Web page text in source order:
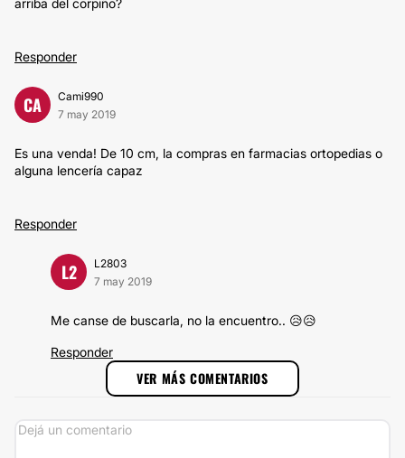
arriba del corpiño?
Responder
CA
Cami990
7 may 2019
Es una venda! De 10 cm, la compras en farmacias ortopedias o
alguna lencería capaz
Responder
L2
L2803
7 may 2019
Me canse de buscarla, no la encuentro.. 😥😥
Responder
VER MÁS COMENTARIOS